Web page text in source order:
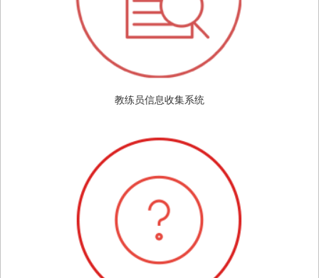
教练员信息收集系统